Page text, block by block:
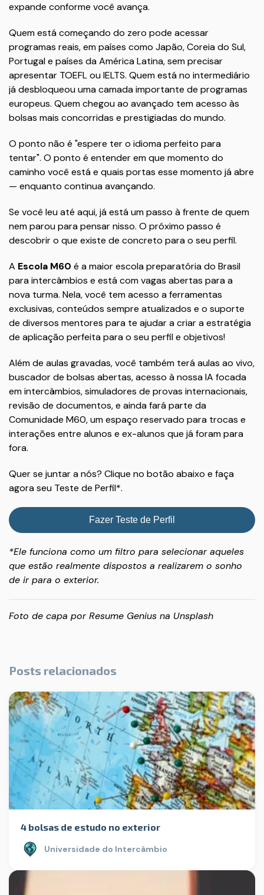
expande conforme você avança.
Quem está começando do zero pode acessar
programas reais, em países como Japão, Coreia do Sul,
Portugal e países da América Latina, sem precisar
apresentar TOEFL ou IELTS. Quem está no intermediário
já desbloqueou uma camada importante de programas
europeus. Quem chegou ao avançado tem acesso às
bolsas mais concorridas e prestigiadas do mundo.
O ponto não é "espere ter o idioma perfeito para
tentar". O ponto é entender em que momento do
caminho você está e quais portas esse momento já abre
— enquanto continua avançando.
Se você leu até aqui, já está um passo à frente de quem
nem parou para pensar nisso. O próximo passo é
descobrir o que existe de concreto para o seu perfil.
A Escola M60 é a maior escola preparatória do Brasil
para intercâmbios e está com vagas abertas para a
nova turma. Nela, você tem acesso a ferramentas
exclusivas, conteúdos sempre atualizados e o suporte
de diversos mentores para te ajudar a criar a estratégia
de aplicação perfeita para o seu perfil e objetivos!
Além de aulas gravadas, você também terá aulas ao vivo,
buscador de bolsas abertas, acesso à nossa IA focada
em intercâmbios, simuladores de provas internacionais,
revisão de documentos, e ainda fará parte da
Comunidade M60, um espaço reservado para trocas e
interações entre alunos e ex-alunos que já foram para
fora.
Quer se juntar a nós? Clique no botão abaixo e faça
agora seu Teste de Perfil*.
Fazer Teste de Perfil
*Ele funciona como um filtro para selecionar aqueles
que estão realmente dispostos a realizarem o sonho
de ir para o exterior.
Foto de capa porResume Genius na Unsplash
Posts relacionados
4 bolsas de estudo no exterior
Universidade do Intercâmbio